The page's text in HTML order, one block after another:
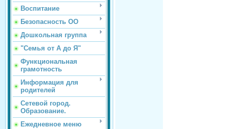
Воспитание
Безопасность ОО
Дошкольная группа
"Семья от А до Я"
Функциональная
грамотность
Информация для
родителей
Сетевой город.
Образование.
Ежедневное меню